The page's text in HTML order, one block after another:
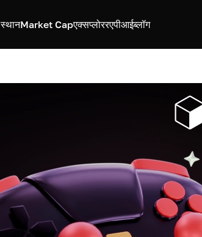
स्थानMarket Capएक्सप्लोररएपीआईब्लॉग